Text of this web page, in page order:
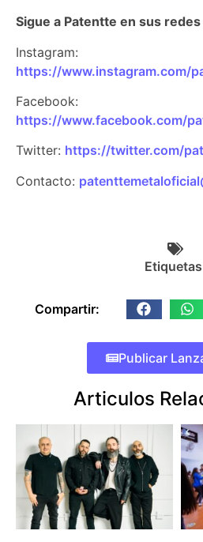
Sigue a Patentte en sus
Instagram:
https://www.instagram.com/
Facebook:
https://www.facebook.com/
Twitter: https://twitter.com/
Contacto:
Compartir:
Publicar
Articulos